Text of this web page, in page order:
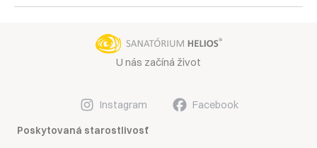
U nás začíná život
Instagram Facebook
Poskytovaná starostlivosť